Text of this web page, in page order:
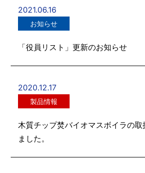
2021.06.16
お知らせ
「役員リスト」更新のお知らせ
2020.12.17
製品情報
木質チップ焚バイオマスボイラの取
ました。